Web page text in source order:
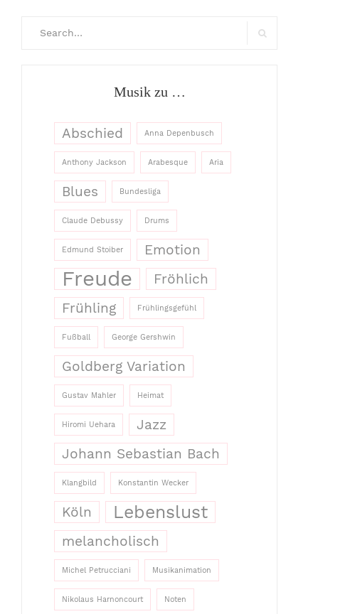
Musik zu …
Abschied Anna Depenbusch
Anthony Jackson Arabesque Aria
Blues Bundesliga
Claude Debussy Drums
Edmund Stoiber Emotion
Freude
Fröhlich
Frühling
Frühlingsgefühl
Fußball George Gershwin
Goldberg Variation
Gustav Mahler Heimat
Hiromi Uehara
Jazz
Johann Sebastian Bach
Klangbild Konstantin Wecker
Köln Lebenslust
melancholisch
Michel Petrucciani Musikanimation
Nikolaus Harnoncourt Noten